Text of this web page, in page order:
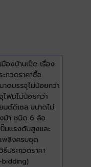
มืองบ้านเป็ด เรื่อง
กวดราคาซื้อ
ดบรรจุไม่น้อยกว่า
ฟมไม่น้อยกว่า
ต์ดีเซล ขนาดไม่
ม้า ชนิด 6 ล้อ
มแรงดันสูงและ
พลิงครบชุด
ประกวดราคา